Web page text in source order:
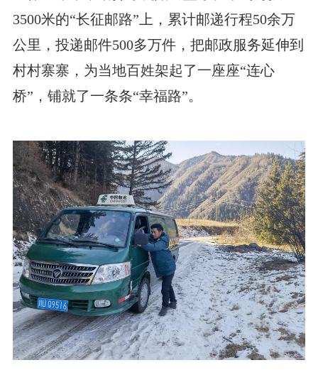
3500米的“长征邮路”上，累计邮递行程50余万
公里，投递邮件500多万件，把邮政服务延伸到
村村寨寨，为当地百姓架起了一座座“连心
桥”，铺就了一条条“幸福路”。